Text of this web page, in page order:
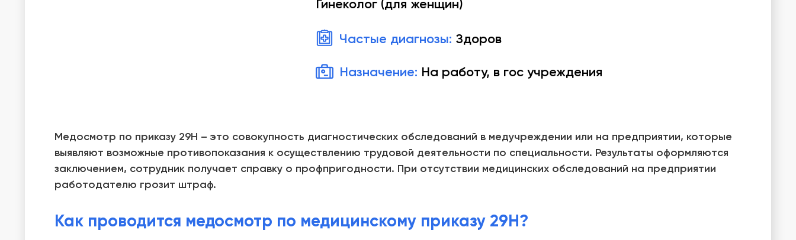
Гинеколог (для женщин)
Частые диагнозы: Здоров
Назначение: На работу, в гос учреждения
Медосмотр по приказу 29Н – это совокупность диагностических обследований в медучреждении или на предприятии, которые
выявляют возможные противопоказания к осуществлению трудовой деятельности по специальности. Результаты оформляются
заключением, сотрудник получает справку о профпригодности. При отсутствии медицинских обследований на предприятии
работодателю грозит штраф.
Как проводится медосмотр по медицинскому приказу 29Н?